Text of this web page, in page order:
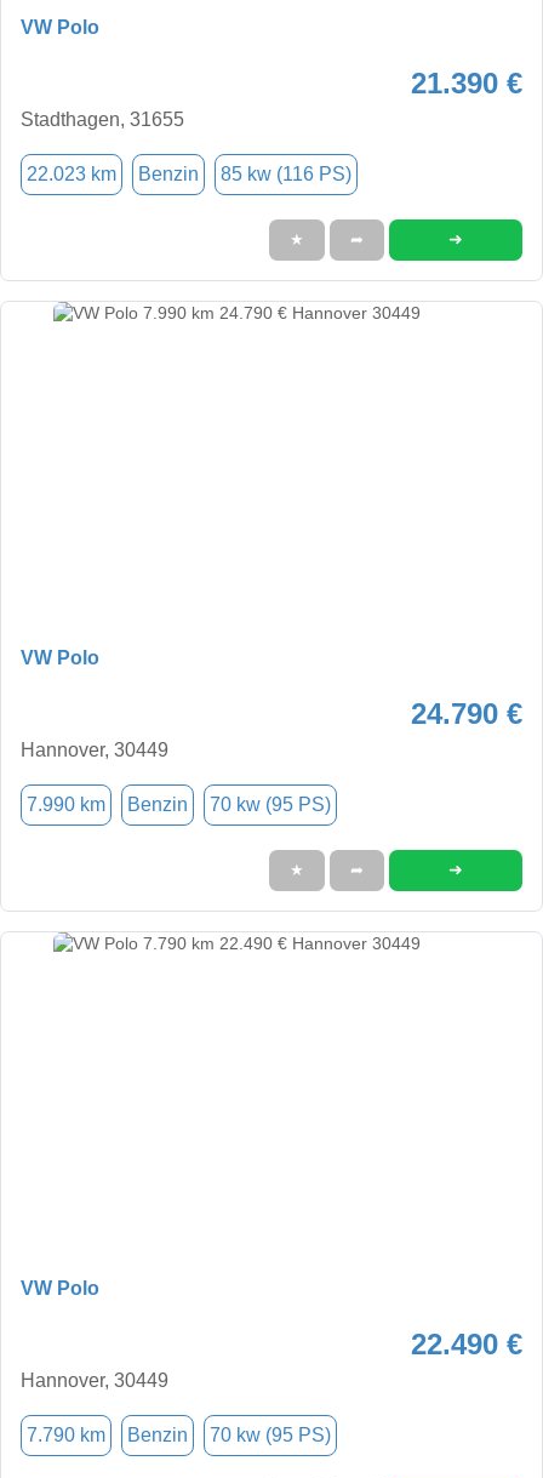
VW Polo
21.390 €
Stadthagen, 31655
22.023 km Benzin 85 kw (116 PS)
★ ➦ ➜
VW Polo
24.790 €
Hannover, 30449
7.990 km Benzin 70 kw (95 PS)
★ ➦ ➜
VW Polo
22.490 €
Hannover, 30449
7.790 km Benzin 70 kw (95 PS)